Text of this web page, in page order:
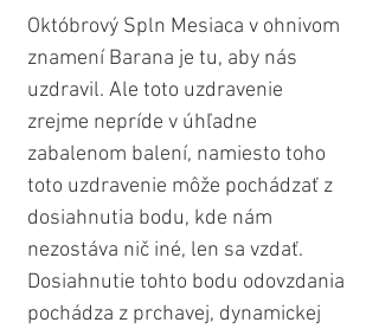
Októbrový Spln Mesiaca v ohnivom
znamení Barana je tu, aby nás
uzdravil. Ale toto uzdravenie
zrejme nepríde v úhľadne
zabalenom balení, namiesto toho
toto uzdravenie môže pochádzať z
dosiahnutia bodu, kde nám
nezostáva nič iné, len sa vzdať.
Dosiahnutie tohto bodu odovzdania
pochádza z prchavej, dynamickej